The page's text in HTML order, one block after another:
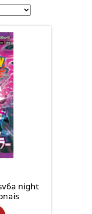
night